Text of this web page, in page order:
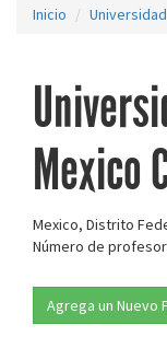
Inicio
Mexico
Mexico, Distrito
Número de
Agrega un Nuevo